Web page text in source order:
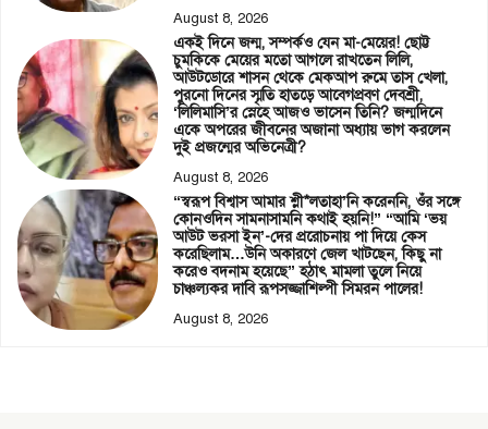
August 8, 2026
একই দিনে জন্ম, সম্পর্কও যেন মা-মেয়ের! ছোট্ট
চুমকিকে মেয়ের মতো আগলে রাখতেন লিলি,
আউটডোরে শাসন থেকে মেকআপ রুমে তাস খেলা,
পুরনো দিনের স্মৃতি হাতড়ে আবেগপ্রবণ দেবশ্রী,
‘লিলিমাসি’র স্নেহে আজও ভাসেন তিনি? জন্মদিনে
একে অপরের জীবনের অজানা অধ্যায় ভাগ করলেন
দুই প্রজন্মের অভিনেত্রী?
August 8, 2026
“স্বরূপ বিশ্বাস আমার শ্লী*লতাহা’নি করেননি, ওঁর সঙ্গে
কোনওদিন সামনাসামনি কথাই হয়নি!” “আমি ‘ভয়
আউট ভরসা ইন’-দের প্ররোচনায় পা দিয়ে কেস
করেছিলাম…উনি অকারণে জেল খাটছেন, কিছু না
করেও বদনাম হয়েছে” হঠাৎ মামলা তুলে নিয়ে
চাঞ্চল্যকর দাবি রূপসজ্জাশিল্পী সিমরন পালের!
August 8, 2026